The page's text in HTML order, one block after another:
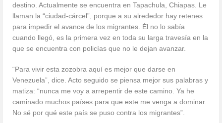
destino. Actualmente se encuentra en Tapachula, Chiapas. Le
llaman la “ciudad-cárcel”, porque a su alrededor hay retenes
para impedir el avance de los migrantes. Él no lo sabía
cuando llegó, es la primera vez en toda su larga travesía en la
que se encuentra con policías que no le dejan avanzar.
“Para vivir esta zozobra aquí es mejor que darse en
Venezuela”, dice. Acto seguido se piensa mejor sus palabras y
matiza: “nunca me voy a arrepentir de este camino. Ya he
caminado muchos países para que este me venga a dominar.
No sé por qué este país se puso contra los migrantes”.